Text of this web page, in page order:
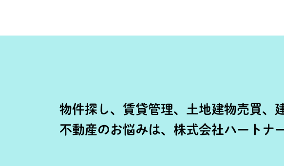
物件探し、賃貸管理、土地建物売買、
不動産のお悩みは、株式会社ハートナ